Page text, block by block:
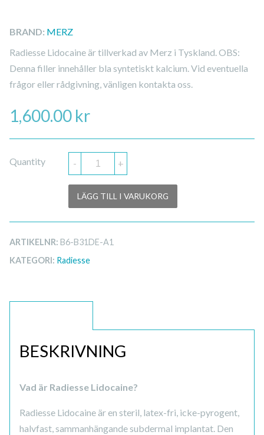
BRAND: MERZ
Radiesse Lidocaine är tillverkad av Merz i Tyskland. OBS:
Denna filler innehåller bla syntetiskt kalcium. Vid eventuella
frågor eller rådgivning, vänligen kontakta oss.
1,600.00 kr
Quantity - +
LÄGG TILL I VARUKORG
ARTIKELNR: B6-B31DE-A1
KATEGORI: Radiesse
BESKRIVNING
Vad är Radiesse Lidocaine?
Radiesse Lidocaine är en steril, latex-fri, icke-pyrogent,
halvfast, sammanhängande subdermal implantat. Den